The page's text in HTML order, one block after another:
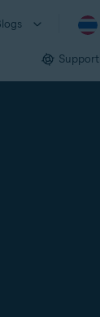
Support